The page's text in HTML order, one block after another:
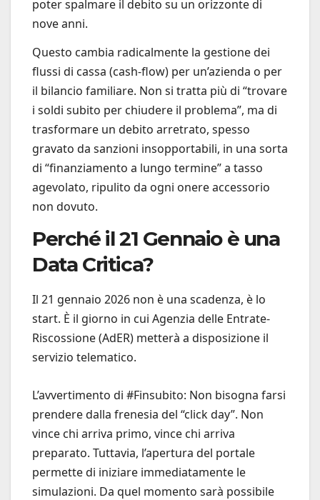
poter spalmare il debito su un orizzonte di
nove anni.
Questo cambia radicalmente la gestione dei
flussi di cassa (cash-flow) per un’azienda o per
il bilancio familiare. Non si tratta più di “trovare
i soldi subito per chiudere il problema”, ma di
trasformare un debito arretrato, spesso
gravato da sanzioni insopportabili, in una sorta
di “finanziamento a lungo termine” a tasso
agevolato, ripulito da ogni onere accessorio
non dovuto.
Perché il 21 Gennaio è una
Data Critica?
Il 21 gennaio 2026 non è una scadenza, è lo
start. È il giorno in cui Agenzia delle Entrate-
Riscossione (AdER) metterà a disposizione il
servizio telematico.
L’avvertimento di #Finsubito: Non bisogna farsi
prendere dalla frenesia del “click day”. Non
vince chi arriva primo, vince chi arriva
preparato. Tuttavia, l’apertura del portale
permette di iniziare immediatamente le
simulazioni. Da quel momento sarà possibile